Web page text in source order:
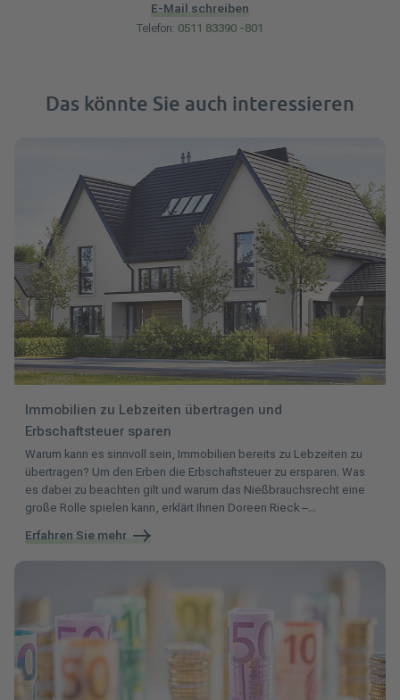
E-Mail schreiben
Telefon: 0511 83390 -801
Das könnte Sie auch interessieren
Immobilien zu Lebzeiten übertragen und
Erbschaftsteuer sparen
Warum kann es sinnvoll sein, Immobilien bereits zu Lebzeiten zu
übertragen? Um den Erben die Erbschaftsteuer zu ersparen. Was
es dabei zu beachten gilt und warum das Nießbrauchsrecht eine
große Rolle spielen kann, erklärt Ihnen Doreen Rieck –...
Erfahren Sie mehr